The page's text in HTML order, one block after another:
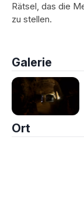
Rätsel, das die
zu stellen.
Galerie
Ort